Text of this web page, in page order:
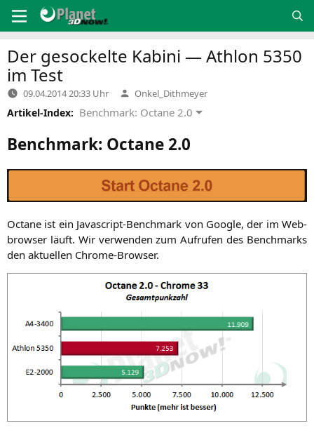
Inhalt
springen
Der gesockelte Kabini — Athlon 5350
im Test
09.04.2014 20:33 Uhr Verfasst
von
Onkel_Dithmeyer
Artikel-Index: Benchmark: Octane 2.0
Benchmark: Octane 2.0
Octa­ne ist ein Java­script-Bench­mark von Goog­le, der im Web­
brow­ser läuft. Wir ver­wen­den zum Auf­ru­fen des Bench­marks
den aktu­el­len Chrome-Browser.